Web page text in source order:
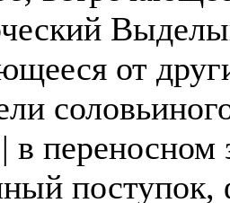
от
в
поступок,